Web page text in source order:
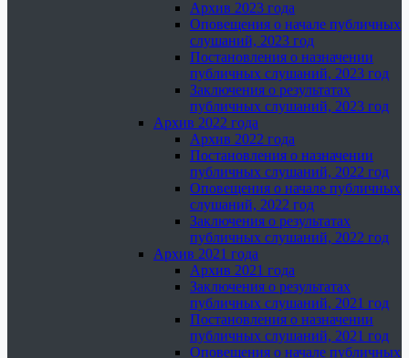
Архив 2023 года
Оповещения о начале публичных
слушаний, 2023 год
Постановления о назначении
публичных слушаний, 2023 год
Заключения о результатах
публичных слушаний, 2023 год
Архив 2022 года
Архив 2022 года
Постановления о назначении
публичных слушаний, 2022 год
Оповещения о начале публичных
слушаний, 2022 год
Заключения о результатах
публичных слушаний, 2022 год
Архив 2021 года
Архив 2021 года
Заключения о результатах
публичных слушаний, 2021 год
Постановления о назначении
публичных слушаний, 2021 год
Оповещения о начале публичных